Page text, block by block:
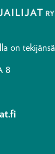
on tekijänsä
8